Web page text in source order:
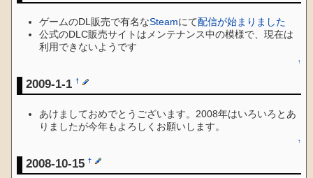
ゲームのDL販売で有名なSteamにて配信が始まりました
公式のDLC販売サイトはメンテナンス中の模様で、現在は
利用できないようです
↑
2009-1-1†
あけましておめでとうございます。2008年はいろいろとあ
りましたが今年もよろしくお願いします。
↑
2008-10-15†